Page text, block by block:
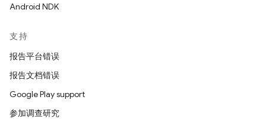
Android NDK
支持
报告平台错误
报告文档错误
Google Play support
参加调查研究